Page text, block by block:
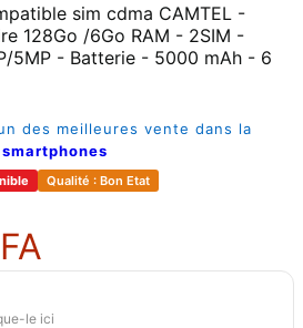
sim cdma CAMTEL -
128Go /6Go RAM - 2SIM -
5MP - Batterie - 5000 mAh - 6
des meilleures vente dans la
Qualité : Bon Etat
le ici